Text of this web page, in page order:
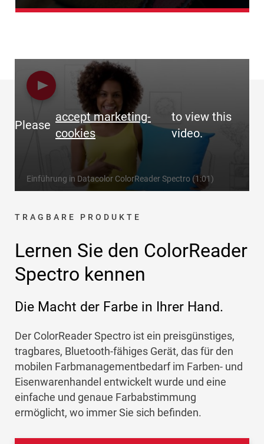
TRAGBARE PRODUKTE
Lernen Sie den ColorReader
Spectro kennen
Die Macht der Farbe in Ihrer Hand.
Der ColorReader Spectro ist ein preisgünstiges,
tragbares, Bluetooth-fähiges Gerät, das für den
mobilen Farbmanagementbedarf im Farben- und
Eisenwarenhandel entwickelt wurde und eine
einfache und genaue Farbabstimmung
ermöglicht, wo immer Sie sich befinden.
Einführung in Datacolor ColorReader Spectro (1:01)
Please
accept marketing-
cookies
to view this
video.